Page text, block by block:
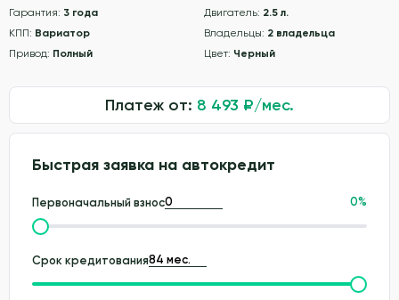
Гарантия: 3 года Двигатель: 2.5 л.
КПП: Вариатор Владельцы: 2 владельца
Привод: Полный Цвет: Черный
Платеж от: 8 493 ₽/мес.
Быстрая заявка на автокредит
Первоначальный взнос 0%
Срок кредитования